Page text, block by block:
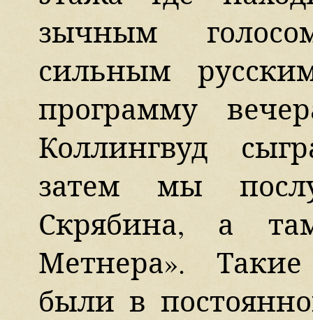
зычным
сильным
программу
Коллингвуд
затем мы
Скрябина, а
Метнера».
были в